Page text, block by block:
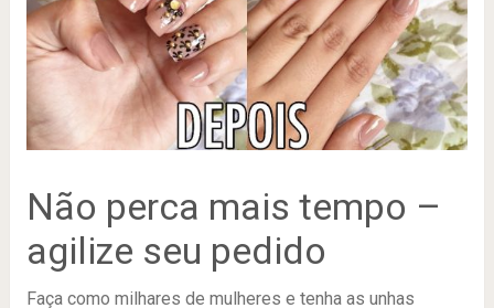
Não perca mais tempo –
agilize seu pedido
Faça como milhares de mulheres e tenha as unhas